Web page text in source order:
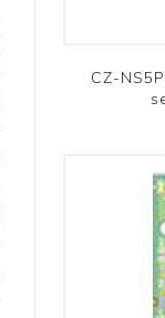
CZ-